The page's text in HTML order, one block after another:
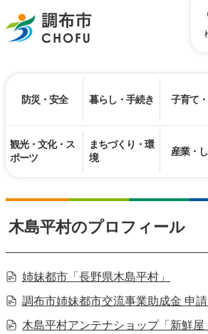
調布市
防災・安全 暮らし・手続き 子育て
観光・文化・ス
ポーツ
まちづくり・環
境
産業・
木島平村のプロフィール
姉妹都市「長野県木島平村」
調布市姉妹都市交流事業助成金 申
木島平村アンテナショップ「新鮮屋